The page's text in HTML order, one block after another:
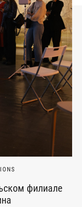
филиале